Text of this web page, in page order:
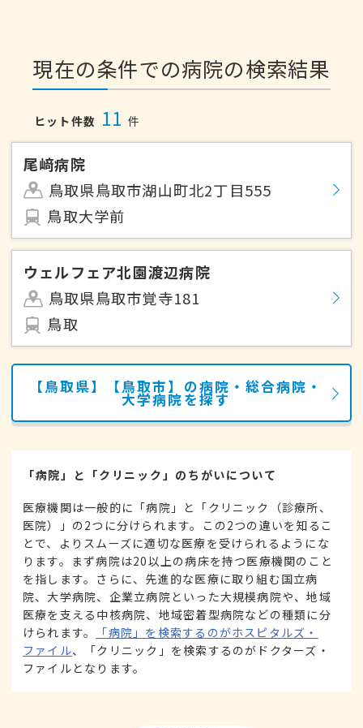
現在の条件での病院の検索結果
ヒット件数 11 件
尾﨑病院
鳥取県鳥取市湖山町北2丁目555
鳥取大学前
ウェルフェア北園渡辺病院
鳥取県鳥取市覚寺181
鳥取
【鳥取県】【鳥取市】の病院・総合病院・
大学病院を探す
「病院」と「クリニック」のちがいについて
医療機関は一般的に「病院」と「クリニック（診療所、
医院）」の2つに分けられます。この2つの違いを知るこ
とで、よりスムーズに適切な医療を受けられるようにな
ります。まず病院は20以上の病床を持つ医療機関のこと
を指します。さらに、先進的な医療に取り組む国立病
院、大学病院、企業立病院といった大規模病院や、地域
医療を支える中核病院、地域密着型病院などの種類に分
けられます。
「病院」を検索するのがホスピタルズ・
ファイル、「クリニック」を検索するのがドクターズ・
ファイルとなります。